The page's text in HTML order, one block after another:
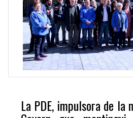
La PDE, impulsora de la